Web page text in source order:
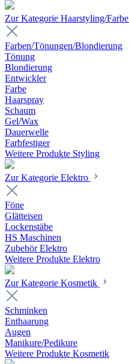
Zur Kategorie Haarstyling/Farbe
Farben/Tönungen/Blondierung
Tönung
Blondierung
Entwickler
Farbe
Haarspray
Schaum
Gel/Wax
Dauerwelle
Farbfestiger
Weitere Produkte Styling
Zur Kategorie Elektro
Föne
Glätteisen
Lockenstäbe
HS Maschinen
Zubehör Elektro
Weitere Produkte Elektro
Zur Kategorie Kosmetik
Schminken
Enthaarung
Augen
Manikure/Pedikure
Weitere Produkte Kosmetik